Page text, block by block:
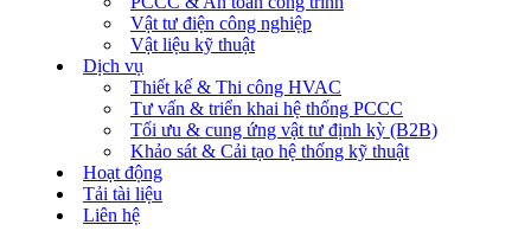
Vật tư điện công nghiệp
Vật liệu kỹ thuật
Dịch vụ
Thiết kế & Thi công HVAC
Tư vấn & triển khai hệ thống PCCC
Tối ưu & cung ứng vật tư định kỳ (B2B)
Khảo sát & Cải tạo hệ thống kỹ thuật
Hoạt động
Tải tài liệu
Liên hệ